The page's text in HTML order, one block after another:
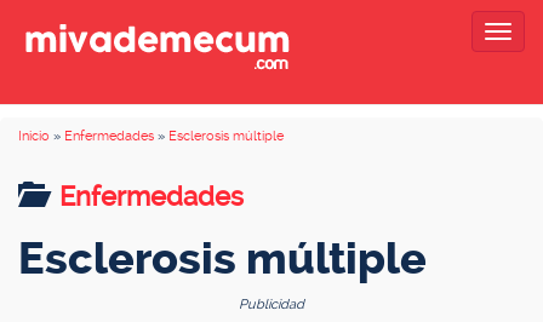
Inicio » Enfermedades » Esclerosis múltiple
Enfermedades
Esclerosis múltiple
Publicidad